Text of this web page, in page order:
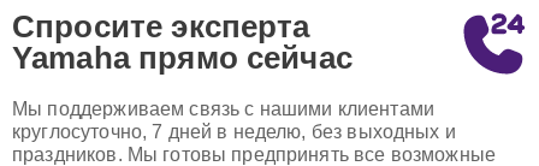
Спросите эксперта
Yamaha прямо сейчас
Мы поддерживаем связь с нашими клиентами
круглосуточно, 7 дней в неделю, без выходных и
праздников. Мы готовы предпринять все возможные